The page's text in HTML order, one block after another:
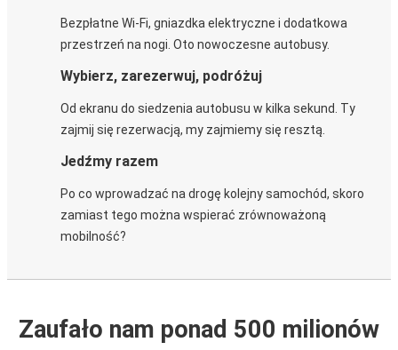
Bezpłatne Wi-Fi, gniazdka elektryczne i dodatkowa
przestrzeń na nogi. Oto nowoczesne autobusy.
Wybierz, zarezerwuj, podróżuj
Od ekranu do siedzenia autobusu w kilka sekund. Ty
zajmij się rezerwacją, my zajmiemy się resztą.
Jedźmy razem
Po co wprowadzać na drogę kolejny samochód, skoro
zamiast tego można wspierać zrównoważoną
mobilność?
Zaufało nam ponad 500 milionów